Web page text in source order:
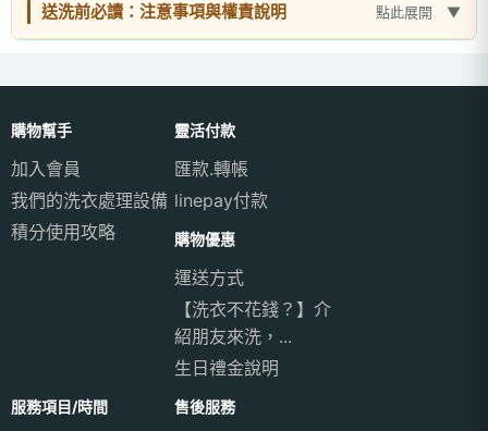
送洗前必讀：注意事項與權責說明 點此展開
購物幫手
加入會員
我們的洗衣處理設備
積分使用攻略
靈活付款
匯款.轉帳
linepay付款
購物優惠
運送方式
【洗衣不花錢？】介
紹朋友來洗，...
生日禮金說明
服務項目/時間 售後服務